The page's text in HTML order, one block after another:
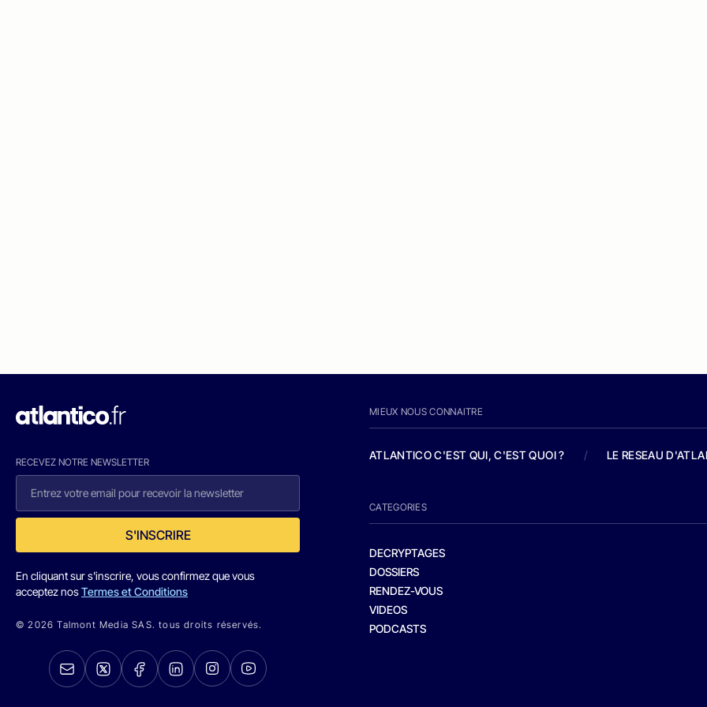
RECEVEZ NOTRE NEWSLETTER
S'INSCRIRE
En cliquant sur s'inscrire, vous confirmez que vous
acceptez nosTermes et Conditions
© 2026 Talmont Media SAS. tous droits réservés.
MIEUX NOUS CONNAITRE
ATLANTICO C'EST QUI, C'EST QUOI ? / LE RESEAU
CATEGORIES
DECRYPTAGES
DOSSIERS
RENDEZ-VOUS
VIDEOS
PODCASTS